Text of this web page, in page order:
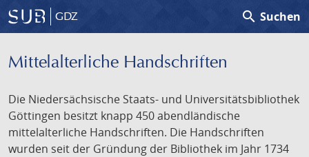
GDZ search Suchen
Mittelalterliche Handschriften
Die Niedersächsische Staats- und Universitätsbibliothek
Göttingen besitzt knapp 450 abendländische
mittelalterliche Handschriften. Die Handschriften
wurden seit der Gründung der Bibliothek im Jahr 1734